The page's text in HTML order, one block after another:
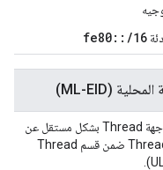
fe80::/16
معرّف شريحة SIM المضمّنة (EID) الذي يحدّد واجهة Thread بشكل مستقل عن
طوبولوجيا الشبكة يُستخدَم للوصول إلى واجهة Thread ضمن قسم Thread